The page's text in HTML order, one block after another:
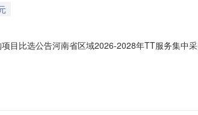
目比选公告河南省区域2026-2028年TT服务集中
购1家技术服务支撑单位，协助项目负责人完成